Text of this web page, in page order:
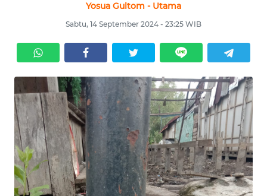
Yosua Gultom - Utama
Sabtu, 14 September 2024 - 23:25 WIB
SERBA-
SERBI
HUKRIM
OPINI
PERISTIWA
Informasi